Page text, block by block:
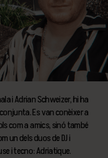
i Adrian Schweizer, hi ha
Es van conèixer a
com a amics, sinó també
un dels duos de DJ i
i tecno: Adriatique.